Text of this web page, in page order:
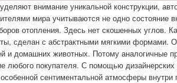
внимание уникальной конструкции,
мира учитываются не одно состояние
отопления. Здесь нет скошенных углов.
сделан с абстрактными мягкими формами.
и домашних животных. Потому аналогичные
любого покупателя. С помощью
сентиментальной атмосферы